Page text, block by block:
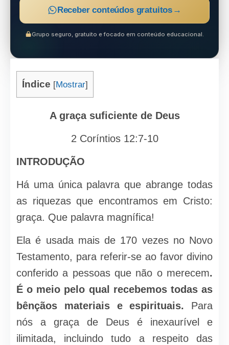
Receber conteúdos gratuitos →
Grupo seguro, gratuito e focado em conteúdo educacional.
Índice [Mostrar]
A graça suficiente de Deus
2 Coríntios 12:7-10
INTRODUÇÃO
Há uma única palavra que abrange todas
as riquezas que encontramos em Cristo:
graça. Que palavra magnífica!
Ela é usada mais de 170 vezes no Novo
Testamento, para referir-se ao favor divino
conferido a pessoas que não o merecem.
É o meio pelo qual recebemos todas as
bênçãos materiais e espirituais. Para
nós a graça de Deus é inexaurível e
ilimitada, incluindo tudo a respeito das